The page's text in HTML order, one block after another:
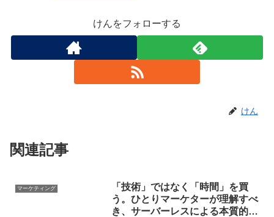
けんをフォローする
けん
関連記事
マーケティング
「技術」ではなく「時間」を買
う。ひとりマーケターが理解すべ
き、サーバーレスによる本質的な